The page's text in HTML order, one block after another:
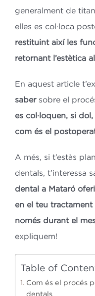
generalment de
elles es col·loca
restituint així les
retornant l’estètica
En aquest article
sabersobre el
es col·loquen, si
com és el
A més, si t’estàs
dentals, t’interessa
dental a Mataró
en el teu
només durant el
expliquem!
Table of
Com és el procés
dentals